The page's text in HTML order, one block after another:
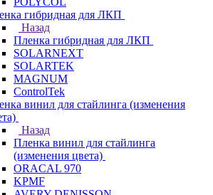
гибридная для ЛКП
Назад
Пленка гибридная для ЛКП
SOLARNEXT
SOLARTEK
MAGNUM
ControlTek
винил для стайлинга (изменения
Назад
Пленка винил для стайлинга
(изменения цвета)
ORACAL 970
KPMF